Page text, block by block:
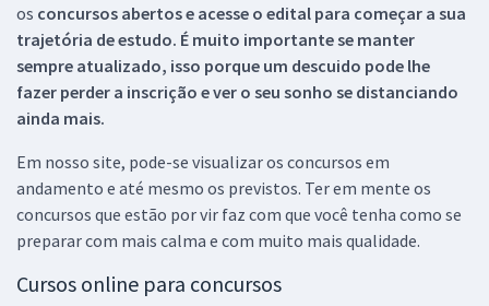
os concursos abertos e acesse o edital para começar a sua
trajetória de estudo. É muito importante se manter
sempre atualizado, isso porque um descuido pode lhe
fazer perder a inscrição e ver o seu sonho se distanciando
ainda mais.
Em nosso site, pode-se visualizar os concursos em
andamento e até mesmo os previstos. Ter em mente os
concursos que estão por vir faz com que você tenha como se
preparar com mais calma e com muito mais qualidade.
Cursos online para concursos